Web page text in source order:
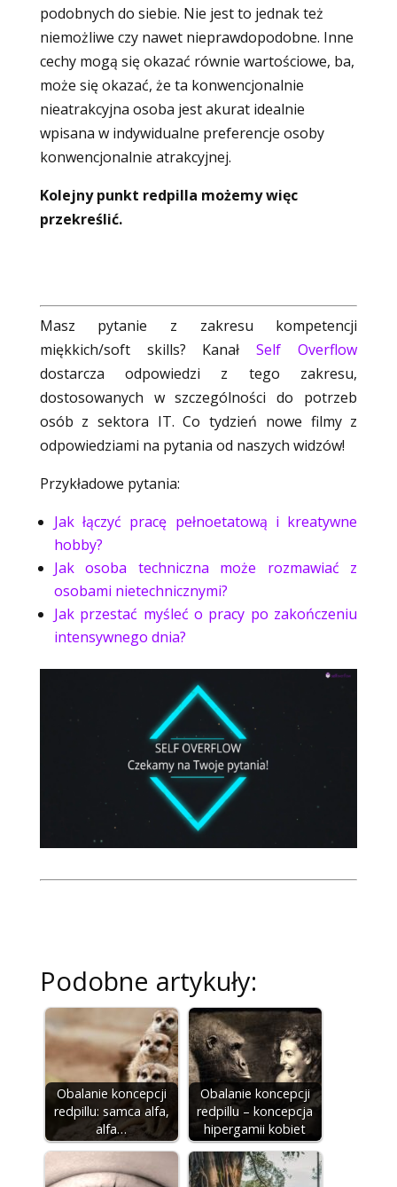
podobnych do siebie. Nie jest to jednak też
niemożliwe czy nawet nieprawdopodobne. Inne
cechy mogą się okazać równie wartościowe, ba,
może się okazać, że ta konwencjonalnie
nieatrakcyjna osoba jest akurat idealnie
wpisana w indywidualne preferencje osoby
konwencjonalnie atrakcyjnej.
Kolejny punkt redpilla możemy więc
przekreślić.
Masz pytanie z zakresu kompetencji
miękkich/soft skills? KanałSelf Overflow
dostarcza odpowiedzi z tego zakresu,
dostosowanych w szczególności do potrzeb
osób z sektora IT. Co tydzień nowe filmy z
odpowiedziami na pytania od naszych widzów!
Przykładowe pytania:
Jak łączyć pracę pełnoetatową i kreatywne
hobby?
Jak osoba techniczna może rozmawiać z
osobami nietechnicznymi?
Jak przestać myśleć o pracy po zakończeniu
intensywnego dnia?
Podobne artykuły:
Obalanie koncepcji
redpillu: samca alfa,
alfa…
Obalanie koncepcji
redpillu – koncepcja
hipergamii kobiet